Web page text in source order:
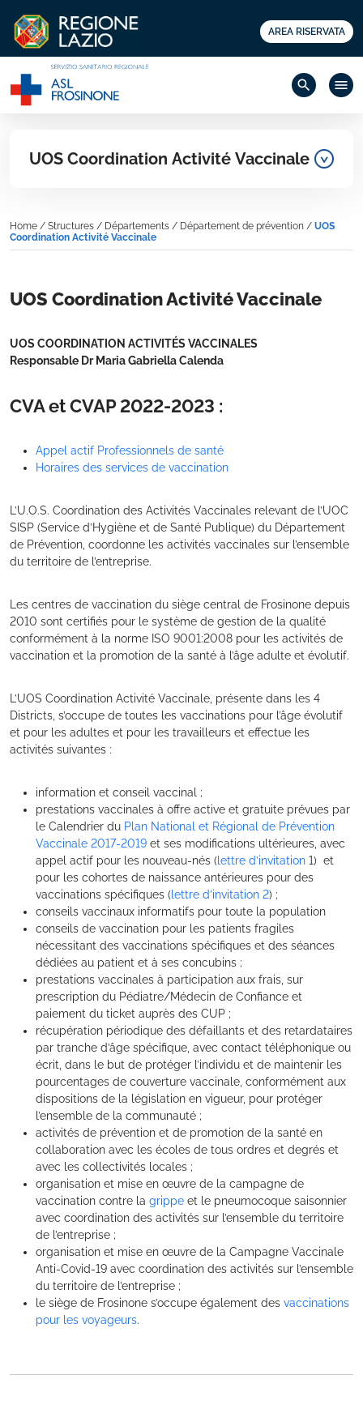
AREA RISERVATA
search menu
UOS Coordination Activité Vaccinale
Home / Structures / Départements / Département de prévention / UOS
Coordination Activité Vaccinale
UOS Coordination Activité Vaccinale
UOS COORDINATION ACTIVITÉS VACCINALES
Responsable Dr Maria Gabriella Calenda
CVA et CVAP 2022-2023 :
Appel actif Professionnels de santé
Horaires des services de vaccination
L’U.O.S. Coordination des Activités Vaccinales relevant de l’UOC
SISP (Service d’Hygiène et de Santé Publique) du Département
de Prévention, coordonne les activités vaccinales sur l’ensemble
du territoire de l’entreprise.
Les centres de vaccination du siège central de Frosinone depuis
2010 sont certifiés pour le système de gestion de la qualité
conformément à la norme ISO 9001:2008 pour les activités de
vaccination et la promotion de la santé à l’âge adulte et évolutif.
L’UOS Coordination Activité Vaccinale, présente dans les 4
Districts, s’occupe de toutes les vaccinations pour l’âge évolutif
et pour les adultes et pour les travailleurs et effectue les
activités suivantes :
information et conseil vaccinal ;
prestations vaccinales à offre active et gratuite prévues par
le Calendrier du Plan National et Régional de Prévention
Vaccinale 2017-2019 et ses modifications ultérieures, avec
appel actif pour les nouveau-nés ( lettre d’invitation 1) et
pour les cohortes de naissance antérieures pour des
vaccinations spécifiques ( lettre d’invitation 2) ;
conseils vaccinaux informatifs pour toute la population
conseils de vaccination pour les patients fragiles
nécessitant des vaccinations spécifiques et des séances
dédiées au patient et à ses concubins ;
prestations vaccinales à participation aux frais, sur
prescription du Pédiatre/Médecin de Confiance et
paiement du ticket auprès des CUP ;
récupération périodique des défaillants et des retardataires
par tranche d’âge spécifique, avec contact téléphonique ou
écrit, dans le but de protéger l’individu et de maintenir les
pourcentages de couverture vaccinale, conformément aux
dispositions de la législation en vigueur, pour protéger
l’ensemble de la communauté ;
activités de prévention et de promotion de la santé en
collaboration avec les écoles de tous ordres et degrés et
avec les collectivités locales ;
organisation et mise en œuvre de la campagne de
vaccination contre la grippe et le pneumocoque saisonnier
avec coordination des activités sur l’ensemble du territoire
de l’entreprise ;
organisation et mise en œuvre de la Campagne Vaccinale
Anti-Covid-19 avec coordination des activités sur l’ensemble
du territoire de l’entreprise ;
le siège de Frosinone s’occupe également des vaccinations
pour les voyageurs.